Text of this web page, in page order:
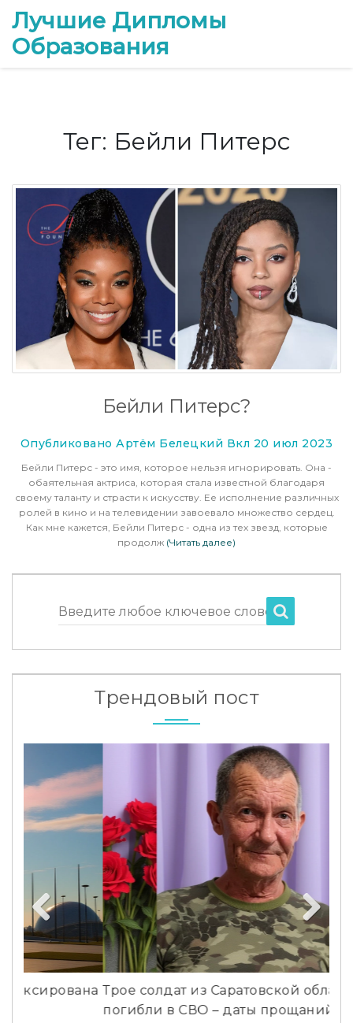
Лучшие Дипломы
Образования
Тег: Бейли Питерс
Бейли Питерс?
Опубликовано Артём Белецкий Вкл 20 июл 2023
Бейли Питерс - это имя, которое нельзя игнорировать. Она -
обаятельная актриса, которая стала известной благодаря
своему таланту и страсти к искусству. Ее исполнение различных
ролей в кино и на телевидении завоевало множество сердец.
Как мне кажется, Бейли Питерс - одна из тех звезд, которые
продолж (Читать далее)
Введите любое ключевое слово
Трендовый пост
Трое солдат из Саратовской области
погибли в СВО – даты прощаний
Previous Next